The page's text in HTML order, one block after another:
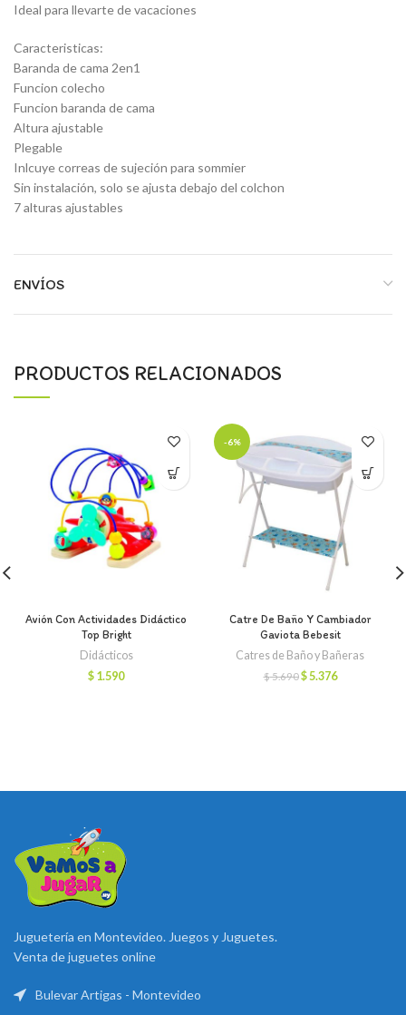
Ideal para llevarte de vacaciones
Caracteristicas:
Baranda de cama 2en1
Funcion colecho
Funcion baranda de cama
Altura ajustable
Plegable
Inlcuye correas de sujeción para sommier
Sin instalación, solo se ajusta debajo del colchon
7 alturas ajustables
ENVÍOS
PRODUCTOS RELACIONADOS
Avión Con Actividades Didáctico
Top Bright
Didácticos
$ 1.590
-6%
Catre De Baño Y Cambiador
Gaviota Bebesit
Catres de Baño y Bañeras
$5.690El
$5.376El
Juguetería en Montevideo. Juegos y Juguetes.
Venta de juguetes online
Bulevar Artigas - Montevideo